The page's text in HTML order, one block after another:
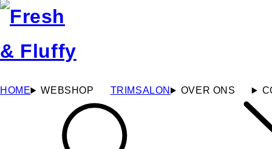
HOME WEBSHOP TRIMSALON OVER ONS